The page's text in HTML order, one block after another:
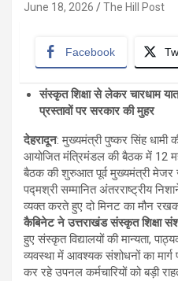
June 18, 2026 The Hill Post
Facebook
संस्कृत शिक्षा से लेकर चारधाम
प्रस्तावों पर सरकार की मुहर
देहरादून: मुख्यमंत्री पुष्कर सिंह धामी
आयोजित मंत्रिमंडल की बैठक में 12
बैठक की शुरुआत पूर्व मुख्यमंत्री
पद्मश्री सम्मानित अंतरराष्ट्रीय
व्यक्त करते हुए दो मिनट का मौन
कैबिनेट ने उत्तराखंड संस्कृत शिक्षा
हुए संस्कृत विद्यालयों की मान्यता,
व्यवस्था में आवश्यक संशोधनों का
कर रहे उपनल कर्मचारियों को बड़ी